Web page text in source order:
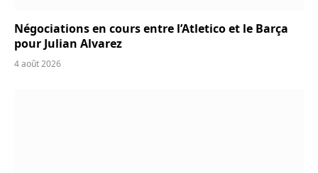
Négociations en cours entre l’Atletico et le Barça
pour Julian Alvarez
4 août 2026